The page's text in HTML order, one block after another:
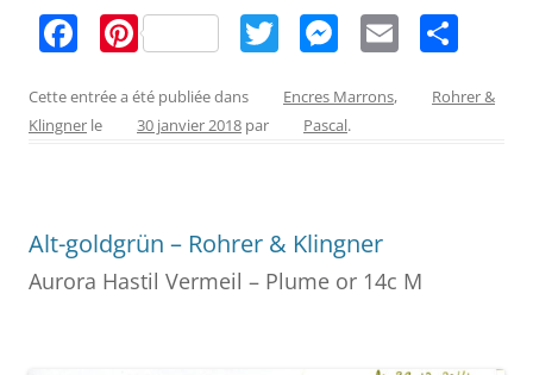
c
e
o
o
k
Pi
er
e
T
itt
er
M
ss
e
er
E
ta
Cette entrée a été publiée dans Encres Marrons,
Rohrer &
Klingner le 30 janvier 2018 par Pascal.
Alt-goldgrün – Rohrer & Klingner
Aurora Hastil Vermeil – Plume or 14c M